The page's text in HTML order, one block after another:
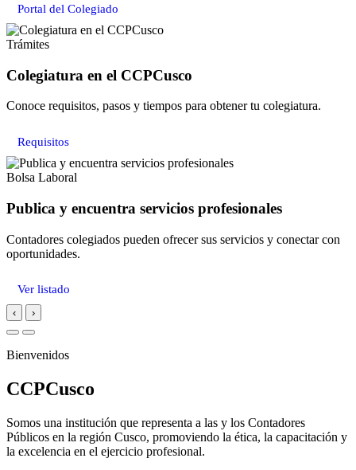
Portal del Colegiado
Trámites
Colegiatura en el CCPCusco
Conoce requisitos, pasos y tiempos para obtener tu colegiatura.
Requisitos
Bolsa Laboral
Publica y encuentra servicios profesionales
Contadores colegiados pueden ofrecer sus servicios y conectar con
oportunidades.
Ver listado
‹ ›
Bienvenidos
CCPCusco
Somos una institución que representa a las y los Contadores
Públicos en la región Cusco, promoviendo la ética, la capacitación y
la excelencia en el ejercicio profesional.